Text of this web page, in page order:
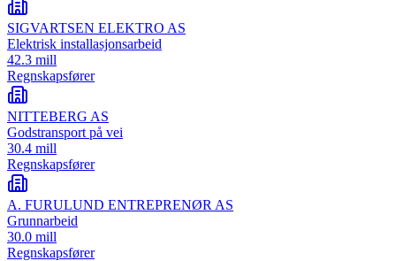
SIGVARTSEN ELEKTRO AS
Elektrisk installasjonsarbeid
42.3 mill
Regnskapsfører
NITTEBERG AS
Godstransport på vei
30.4 mill
Regnskapsfører
A. FURULUND ENTREPRENØR AS
Grunnarbeid
30.0 mill
Regnskapsfører